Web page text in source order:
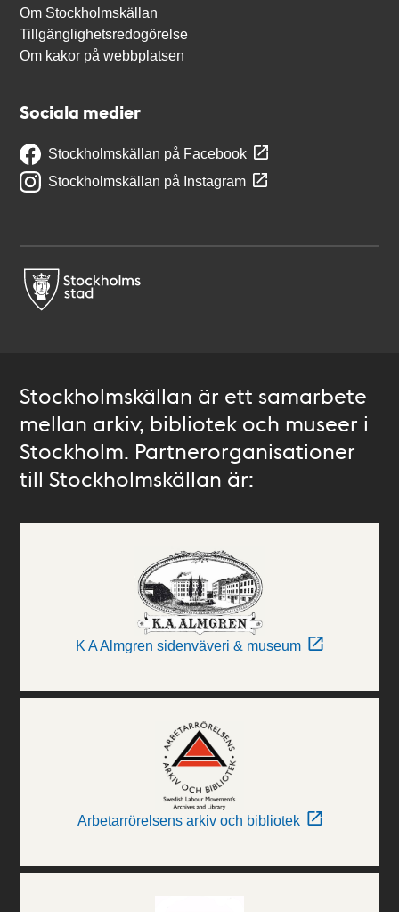
Om Stockholmskällan
Tillgänglighetsredogörelse
Om kakor på webbplatsen
Sociala medier
Stockholmskällan på Facebook
Stockholmskällan på Instagram
Stockholmskällan är ett samarbete
mellan arkiv, bibliotek och museer i
Stockholm. Partnerorganisationer
till Stockholmskällan är:
K A Almgren sidenväveri & museum
Arbetarrörelsens arkiv och bibliotek